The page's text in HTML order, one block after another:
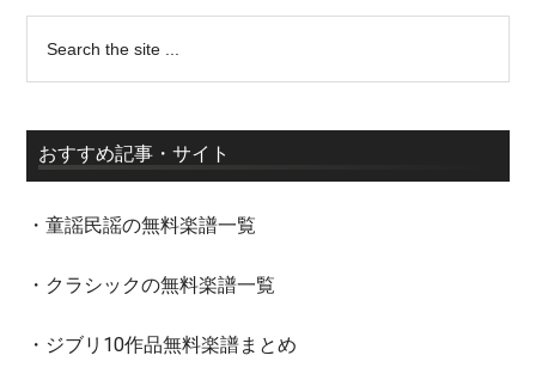
おすすめ記事・サイト
・童謡民謡の無料楽譜一覧
・クラシックの無料楽譜一覧
・ジブリ10作品無料楽譜まとめ